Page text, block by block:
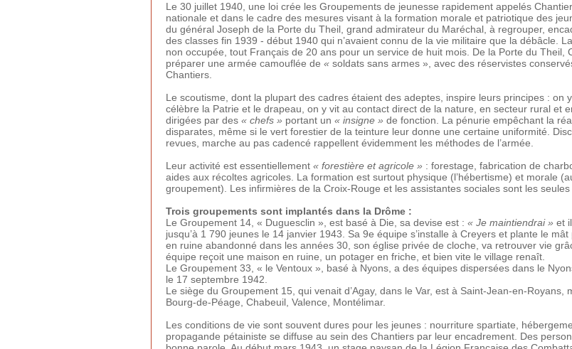
Le 30 juillet 1940, une loi crée les Groupements de jeunesse rapidement appelés
nationale et dans le cadre des mesures visant à la formation morale et patriotique des
du général Joseph de la Porte du Theil, grand admirateur du Maréchal, à regrouper,
des classes fin 1939 - début 1940 qui n’avaient connu de la vie militaire que la débâcle.
non occupée, tout Français de 20 ans pour un service de huit mois. De la Porte du Theil,
préparer une armée camouflée de « soldats sans armes », avec des réservistes
Chantiers.
Le scoutisme, dont la plupart des cadres étaient des adeptes, inspire leurs principes : on y
célèbre la Patrie et le drapeau, on y vit au contact direct de la nature, en secteur rural et
dirigées par des « chefs » portant un « insigne » de fonction. La pénurie empêchant la
disparates, même si le vert forestier de la teinture leur donne une certaine uniformité.
revues, marche au pas cadencé rappellent évidemment les méthodes de l’armée.
Leur activité est essentiellement « forestière et agricole » : forestage, fabrication de
aides aux récoltes agricoles. La formation est surtout physique (l’hébertisme) et morale
groupement). Les infirmières de la Croix-Rouge et les assistantes sociales sont les
Trois groupements sont implantés dans la Drôme :
Le Groupement 14, « Duguesclin », est basé à Die, sa devise est : « Je maintiendrai » et
jusqu’à 1 790 jeunes le 14 janvier 1943. Sa 9e équipe s’installe à Creyers et plante le
en ruine abandonné dans les années 30, son église privée de cloche, va retrouver vie
équipe reçoit une maison en ruine, un potager en friche, et bien vite le village renaît.
Le Groupement 33, « le Ventoux », basé à Nyons, a des équipes dispersées dans le
le 17 septembre 1942.
Le siège du Groupement 15, qui venait d’Agay, dans le Var, est à Saint-Jean-en-Royans,
Bourg-de-Péage, Chabeuil, Valence, Montélimar.
Les conditions de vie sont souvent dures pour les jeunes : nourriture spartiate,
propagande pétainiste se diffuse au sein des Chantiers par leur encadrement. Des